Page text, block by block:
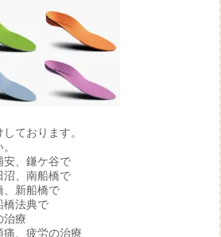
ております。
安、鎌ケ谷で
沼、南船橋で
、新船橋で
橋法典で
治療
痛、疲労の治療